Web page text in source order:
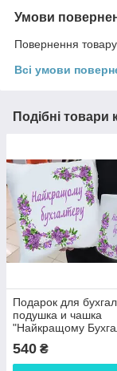
Умови
Повернення
Всі умови
Подібні товари
Подарок для
подушка и чашка
"Найкращому
с сиренью.
день бухгалтера
540 ₴